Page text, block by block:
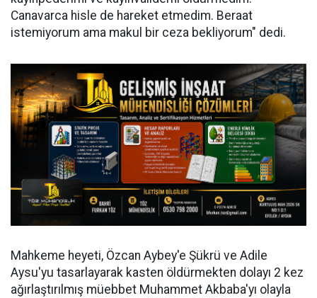
Canavarca hisle de hareket etmedim. Beraat
istemiyorum ama makul bir ceza bekliyorum" dedi.
Mahkeme heyeti, Özcan Aybey'e Şükrü ve Adile
Aysu'yu tasarlayarak kasten öldürmekten dolayı 2 kez
ağırlaştırılmış müebbet Muhammet Akbaba'yı olayla